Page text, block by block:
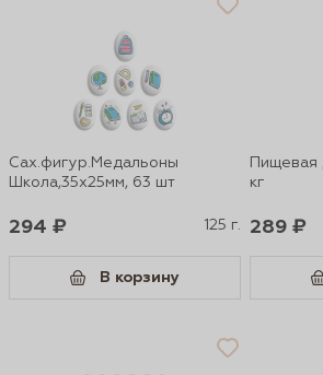
Сах.фигур.Медальоны
Школа,35х25мм, 63 шт
294 ₽ 125 г.
В корзину
Пищевая
кг
289 ₽